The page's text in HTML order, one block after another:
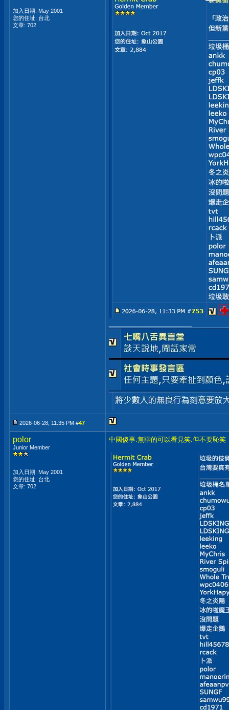
加入日期: May 2001
您的住址: 台北
文章: 702
2026-06-28, 11:35 PM #47
polor
Junior Member
加入日期: May 2001
您的住址: 台北
文章: 702
中國傻事.無聊的可以看見笑.但不要恥笑